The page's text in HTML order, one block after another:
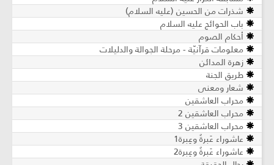
شذرات من الحسين (عليه السلام)
باب الحوائج عليه السلام
أحكام الصوم
معلومات قرآنيّة - مرحلة الجوالة والدليلات
زهرة المدائن
طريق الجنة
شعار ومعنى
محراب العاشقين
محراب العاشقين 2
محراب العاشقين 3
عاشوراء عَبرةٌ وعِبرة1
عاشوراء عَبرةٌ وعِبرة2